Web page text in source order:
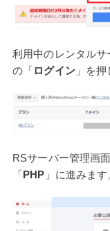
利用中のレンタル
の「ログイン」を押
RSサーバー管理画
「PHP 」に進みます